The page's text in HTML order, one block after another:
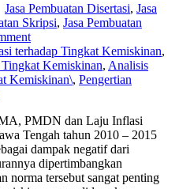
Jasa Pembuatan Disertasi, Jasa
Skripsi, Jasa Pembuatan
terhadap Tingkat Kemiskinan,
Kemiskinan, Analisis
Kemiskinan\, Pengertian
PMDN dan Laju Inflasi
Tengah tahun 2010 – 2015
dampak negatif dari
dipertimbangkan
norma tersebut sangat penting